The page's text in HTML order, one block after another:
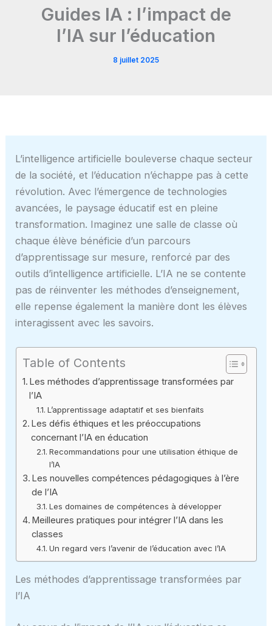
Guides IA : l’impact de
l’IA sur l’éducation
8 juillet 2025
L’intelligence artificielle bouleverse chaque secteur
de la société, et l’éducation n’échappe pas à cette
révolution. Avec l’émergence de technologies
avancées, le paysage éducatif est en pleine
transformation. Imaginez une salle de classe où
chaque élève bénéficie d’un parcours
d’apprentissage sur mesure, renforcé par des
outils d’intelligence artificielle. L’IA ne se contente
pas de réinventer les méthodes d’enseignement,
elle repense également la manière dont les élèves
interagissent avec les savoirs.
Table of Contents
Les méthodes d’apprentissage transformées par
l’IA
L’apprentissage adaptatif et ses bienfaits
Les défis éthiques et les préoccupations
concernant l’IA en éducation
Recommandations pour une utilisation éthique de
l’IA
Les nouvelles compétences pédagogiques à l’ère
de l’IA
Les domaines de compétences à développer
Meilleures pratiques pour intégrer l’IA dans les
classes
Un regard vers l’avenir de l’éducation avec l’IA
Les méthodes d’apprentissage transformées par
l’IA